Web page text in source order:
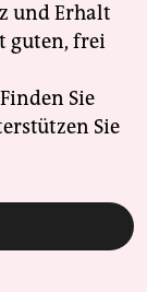
und Erhalt
guten, frei
Sie
Sie